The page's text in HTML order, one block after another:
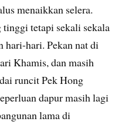
menaikkan selera.
tetapi sekali sekala
hari-hari. Pekan nat di
Khamis, dan masih
runcit Pek Hong
dapur masih lagi
lama di